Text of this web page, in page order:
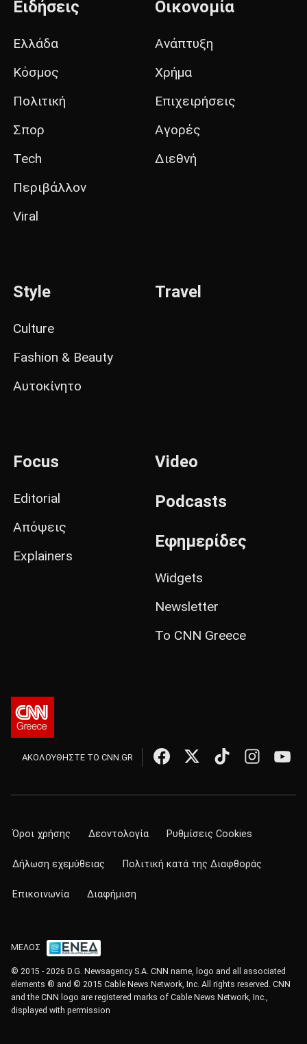
Ειδήσεις
Ελλάδα
Κόσμος
Πολιτική
Σπορ
Tech
Περιβάλλον
Viral
Οικονομία
Ανάπτυξη
Χρήμα
Επιχειρήσεις
Αγορές
Διεθνή
Style
Culture
Fashion & Beauty
Αυτοκίνητο
Travel
Focus
Editorial
Απόψεις
Explainers
Video
Podcasts
Εφημερίδες
Widgets
Newsletter
Το CNN Greece
ΑΚΟΛΟΥΘΗΣΤΕ ΤΟ CNN.GR
Όροι χρήσης Δεοντολογία Ρυθμίσεις Cookies
Δήλωση εχεμύθειας Πολιτική κατά της Διαφθοράς
Επικοινωνία Διαφήμιση
ΜΕΛΟΣ
© 2015 - 2026 D.G. Newsagency S.A. CNN name, logo and all associated
elements ® and © 2015 Cable News Network, Inc. All rights reserved. CNN
and the CNN logo are registered marks of Cable News Network, Inc.,
displayed with permission